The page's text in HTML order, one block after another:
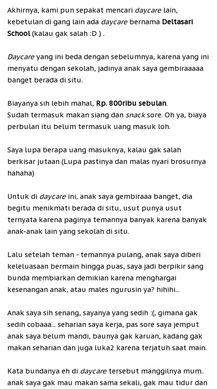
Akhirnya, kami pun sepakat mencari daycare lain,
kebetulan di gang lain ada daycare bernama Deltasari
School(kalau gak salah :D ) .
Daycare yang ini beda dengan sebelumnya, karena yang ini
menyatu dengan sekolah, jadinya anak saya gembiraaaaa
banget berada di situ.
Biayanya sih lebih mahal, Rp. 800ribu sebulan.
Sudah termasuk makan siang dan snacksore. Oh ya, biaya
perbulan itu belum termasuk uang masuk loh.
Saya lupa berapa uang masuknya, kalau gak salah
berkisar jutaan (Lupa pastinya dan malas nyari brosurnya
hahaha)
Untuk di daycare ini, anak saya gembiraaa banget, dia
begitu menikmati berada di situ, usut punya usut
ternyata karena paginya temannya banyak karena banyak
anak-anak lain yang sekolah di situ.
Lalu setelah teman - temannya pulang, anak saya diberi
keleluasaan bermain hingga puas, saya jadi berpikir sang
bunda membiarkan demikian karena menghargai
kesenangan anak, atau males ngurusin ya? hihihi...
Anak saya sih senang, sayanya yang sedih :(, gimana gak
sedih cobaaa... seharian saya kerja, pas sore saya jemput
anak saya belum mandi, baunya gak karuan, kadang gak
makan seharian dan juga luka2 karena terjatuh saat main.
Kata bundanya eh di daycare tersebut manggilnya mum..
anak saya gak mau makan sama sekali, gak mau tidur dan